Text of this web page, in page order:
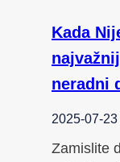
Kada
neradni
2025-07-23
Zamislite